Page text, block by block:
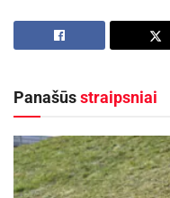
perkamų naujų
remontas
2026-08-05
Panašūsstraipsniai